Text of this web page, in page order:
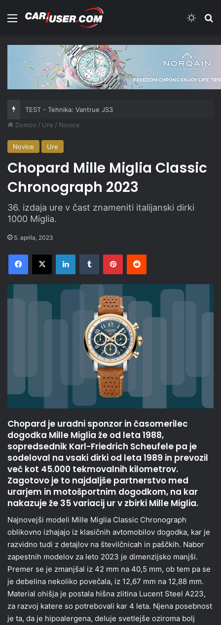
Meni
TEST - Tehnika: Vantrue JS3
Domov / Ure / Novice
Novice Ure
Chopard Mille Miglia Classic
Chronograph 2023
36. izdaja ure v čast znameniti italijanski dirki
1000 Miglia.
5. aprila, 2023
Facebook
X LinkedInTumblr PinterestReddit
Chopard je uradni sponzor in časomerilec
dogodka Mille Miglia že od leta 1988,
sopredsednik Karl-Friedrich Scheufele pa je
sodeloval na vsaki dirki od leta 1989 in prevozil
več kot 45.000 tekmovalnih kilometrov.
Zagotovo je to najdaljše partnerstvo med
urarjem in motošportnim dogodkom, na kar
nakazuje že 35 variacij ur v zbirki Mille Miglia.
Najnovejši modeli Mille Miglia Classic Chronograph
oblikovno izhajajo iz klasičnih avtomobilov dogodka, kar je
razvidno tudi z detajlov na številčnicah in paščkih. Nabor
zapestnih modelov za leto 2023 je dimenzijsko manjši.
Premer se je zmanjšal iz 42 mm na 40,5 mm, ob tem pa se
je debelina nekoliko povečala, iz 12,67 mm na 12,88 mm.
Material ohišja je postala hišna zlitina Lucent Steel A223,
za razvoj katere so potrebovali kar 4 leta. Njena posebnost
je ta, da je hipoalergena, deluje svetlejše oziroma bolj